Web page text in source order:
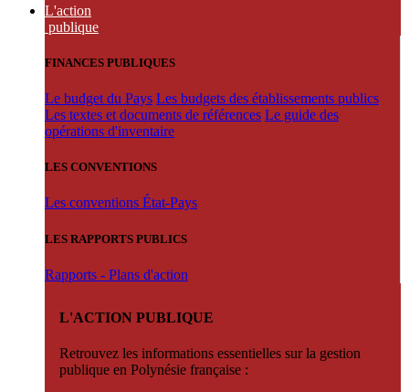
L'action
publique
FINANCES PUBLIQUES
Le budget du Pays Les budgets des établissements publics
Les textes et documents de références Le guide des
opérations d'inventaire
LES CONVENTIONS
Les conventions État-Pays
LES RAPPORTS PUBLICS
Rapports - Plans d'action
L'ACTION PUBLIQUE
Retrouvez les informations essentielles sur la gestion
publique en Polynésie française :